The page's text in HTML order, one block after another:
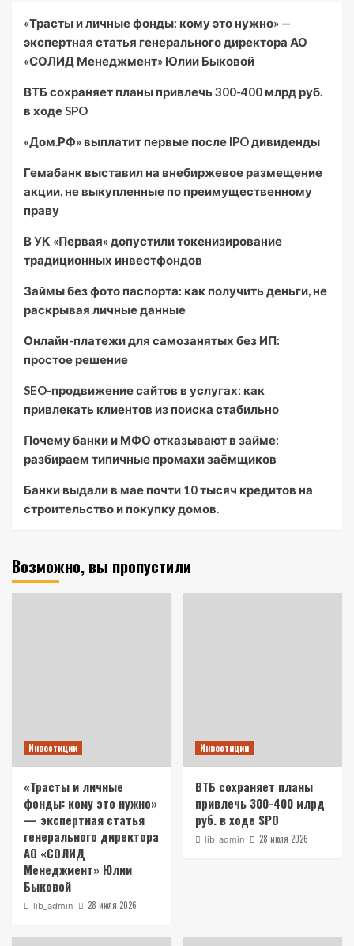
«Трасты и личные фонды: кому это нужно» —
экспертная статья генерального директора АО
«СОЛИД Менеджмент» Юлии Быковой
ВТБ сохраняет планы привлечь 300-400 млрд руб.
в ходе SPO
«Дом.РФ» выплатит первые после IPO дивиденды
Гемабанк выставил на внебиржевое размещение
акции, не выкупленные по преимущественному
праву
В УК «Первая» допустили токенизирование
традиционных инвестфондов
Займы без фото паспорта: как получить деньги, не
раскрывая личные данные
Онлайн-платежи для самозанятых без ИП:
простое решение
SEO-продвижение сайтов в услугах: как
привлекать клиентов из поиска стабильно
Почему банки и МФО отказывают в займе:
разбираем типичные промахи заёмщиков
Банки выдали в мае почти 10 тысяч кредитов на
строительство и покупку домов.
Возможно, вы пропустили
Инвестиции
«Трасты и личные
фонды: кому это нужно»
— экспертная статья
генерального директора
АО «СОЛИД
Менеджмент» Юлии
Быковой
lib_admin 28 июля 2026
Инвестиции
ВТБ сохраняет планы
привлечь 300-400 млрд
руб. в ходе SPO
lib_admin 28 июля 2026